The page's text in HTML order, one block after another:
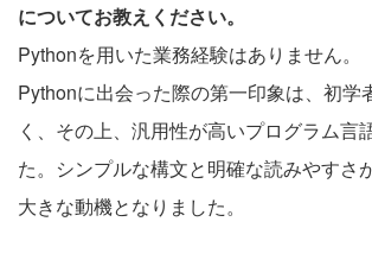
についてお教えください。
Pythonを用いた業務経験はありません。
Pythonに出会った際の第一印象は、初学
く、その上、汎用性が高いプログラム言
た。シンプルな構文と明確な読みやすさ
大きな動機となりました。